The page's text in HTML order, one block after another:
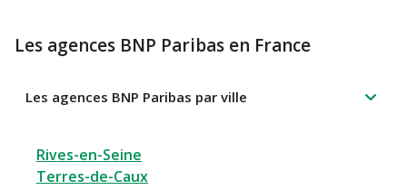
Les agences BNP Paribas en France
Les agences BNP Paribas par ville
Rives-en-Seine
Terres-de-Caux